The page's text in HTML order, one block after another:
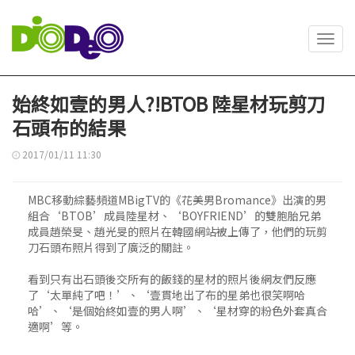
始終如壹的男人?!BTOB 陸星材玩剪刀
石頭布的結果
2017/01/11 11:30
MBC移動綜藝頻道MBigTV的《花美男Bromance》出演的男
組合‘BTOB’成員陸星材、‘BOYFRIEND’的雙胞胎兄弟
成員趙榮旻、趙光旻的照片在韓國網站被上傳了，他們的玩剪
刀石頭布照片得到了廣泛的關註。
看到只有出石頭後交所有的飯錢的星材的照片後網友們反應
了‘太單純了吧！’、‘壹貫地出了布的星弟也很笑啊哈
哈’、‘是個始終如壹的男人啊’、‘星材穿的粉色外套真合
適啊’等。